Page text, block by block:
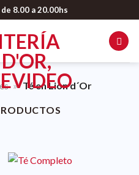
8.00 a 20.00hs
» Té en Lion d´Or